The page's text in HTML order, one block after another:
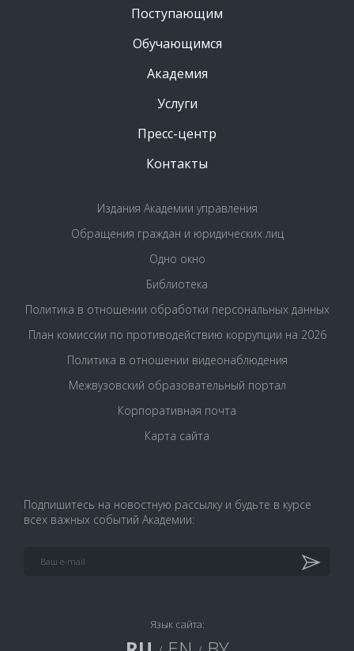
Поступающим
Обучающимся
Академия
Услуги
Пресс-центр
Контакты
Издания Академии управления
Обращения граждан и юридических лиц
Одно окно
Библиотека
Политика в отношении обработки персональных данных
План комиссии по противодействию коррупции на 2026
Политика в отношении видеонаблюдения
Межвузовский образовательный портал
Корпоративная почта
Карта сайта
Подпишитесь на новостную рассылку и будьте в курсе
всех важных событий Академии:
Язык сайта: